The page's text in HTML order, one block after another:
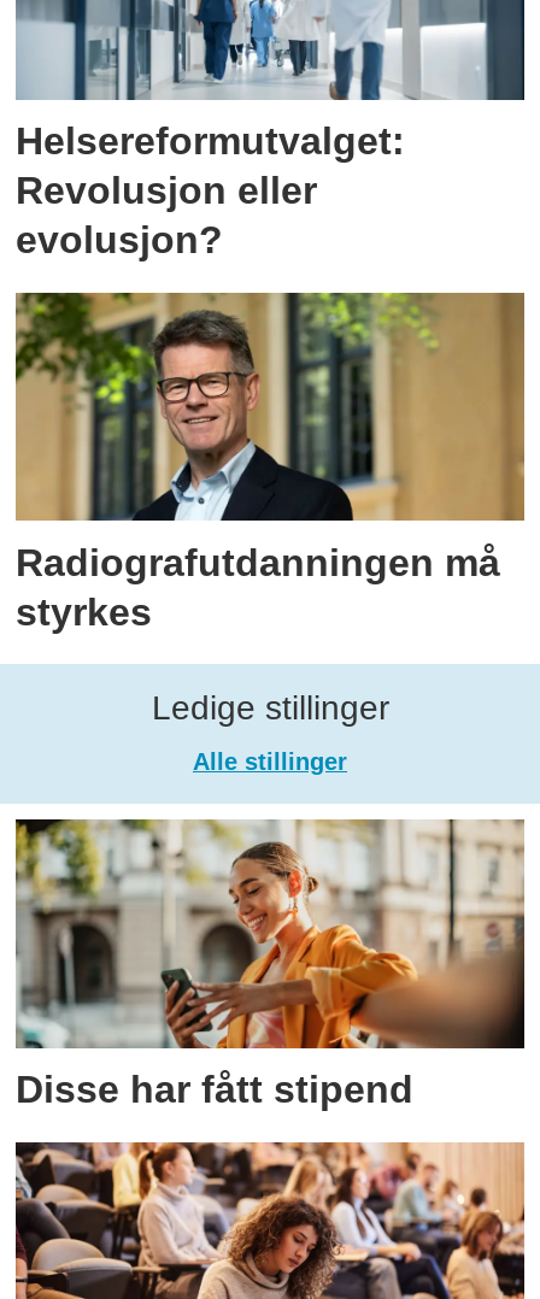
Helsereformutvalget:
Revolusjon eller
evolusjon?
Radiografutdanningen må
styrkes
Ledige stillinger
Alle stillinger
Disse har fått stipend